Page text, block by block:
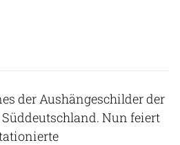
der Aushängeschilder der
Nun feiert